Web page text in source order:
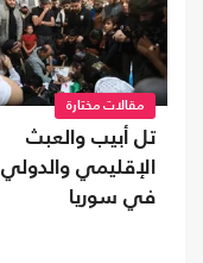
مقالات مختارة
تل أبيب والعبث
الإقليمي والدولي
في سوريا